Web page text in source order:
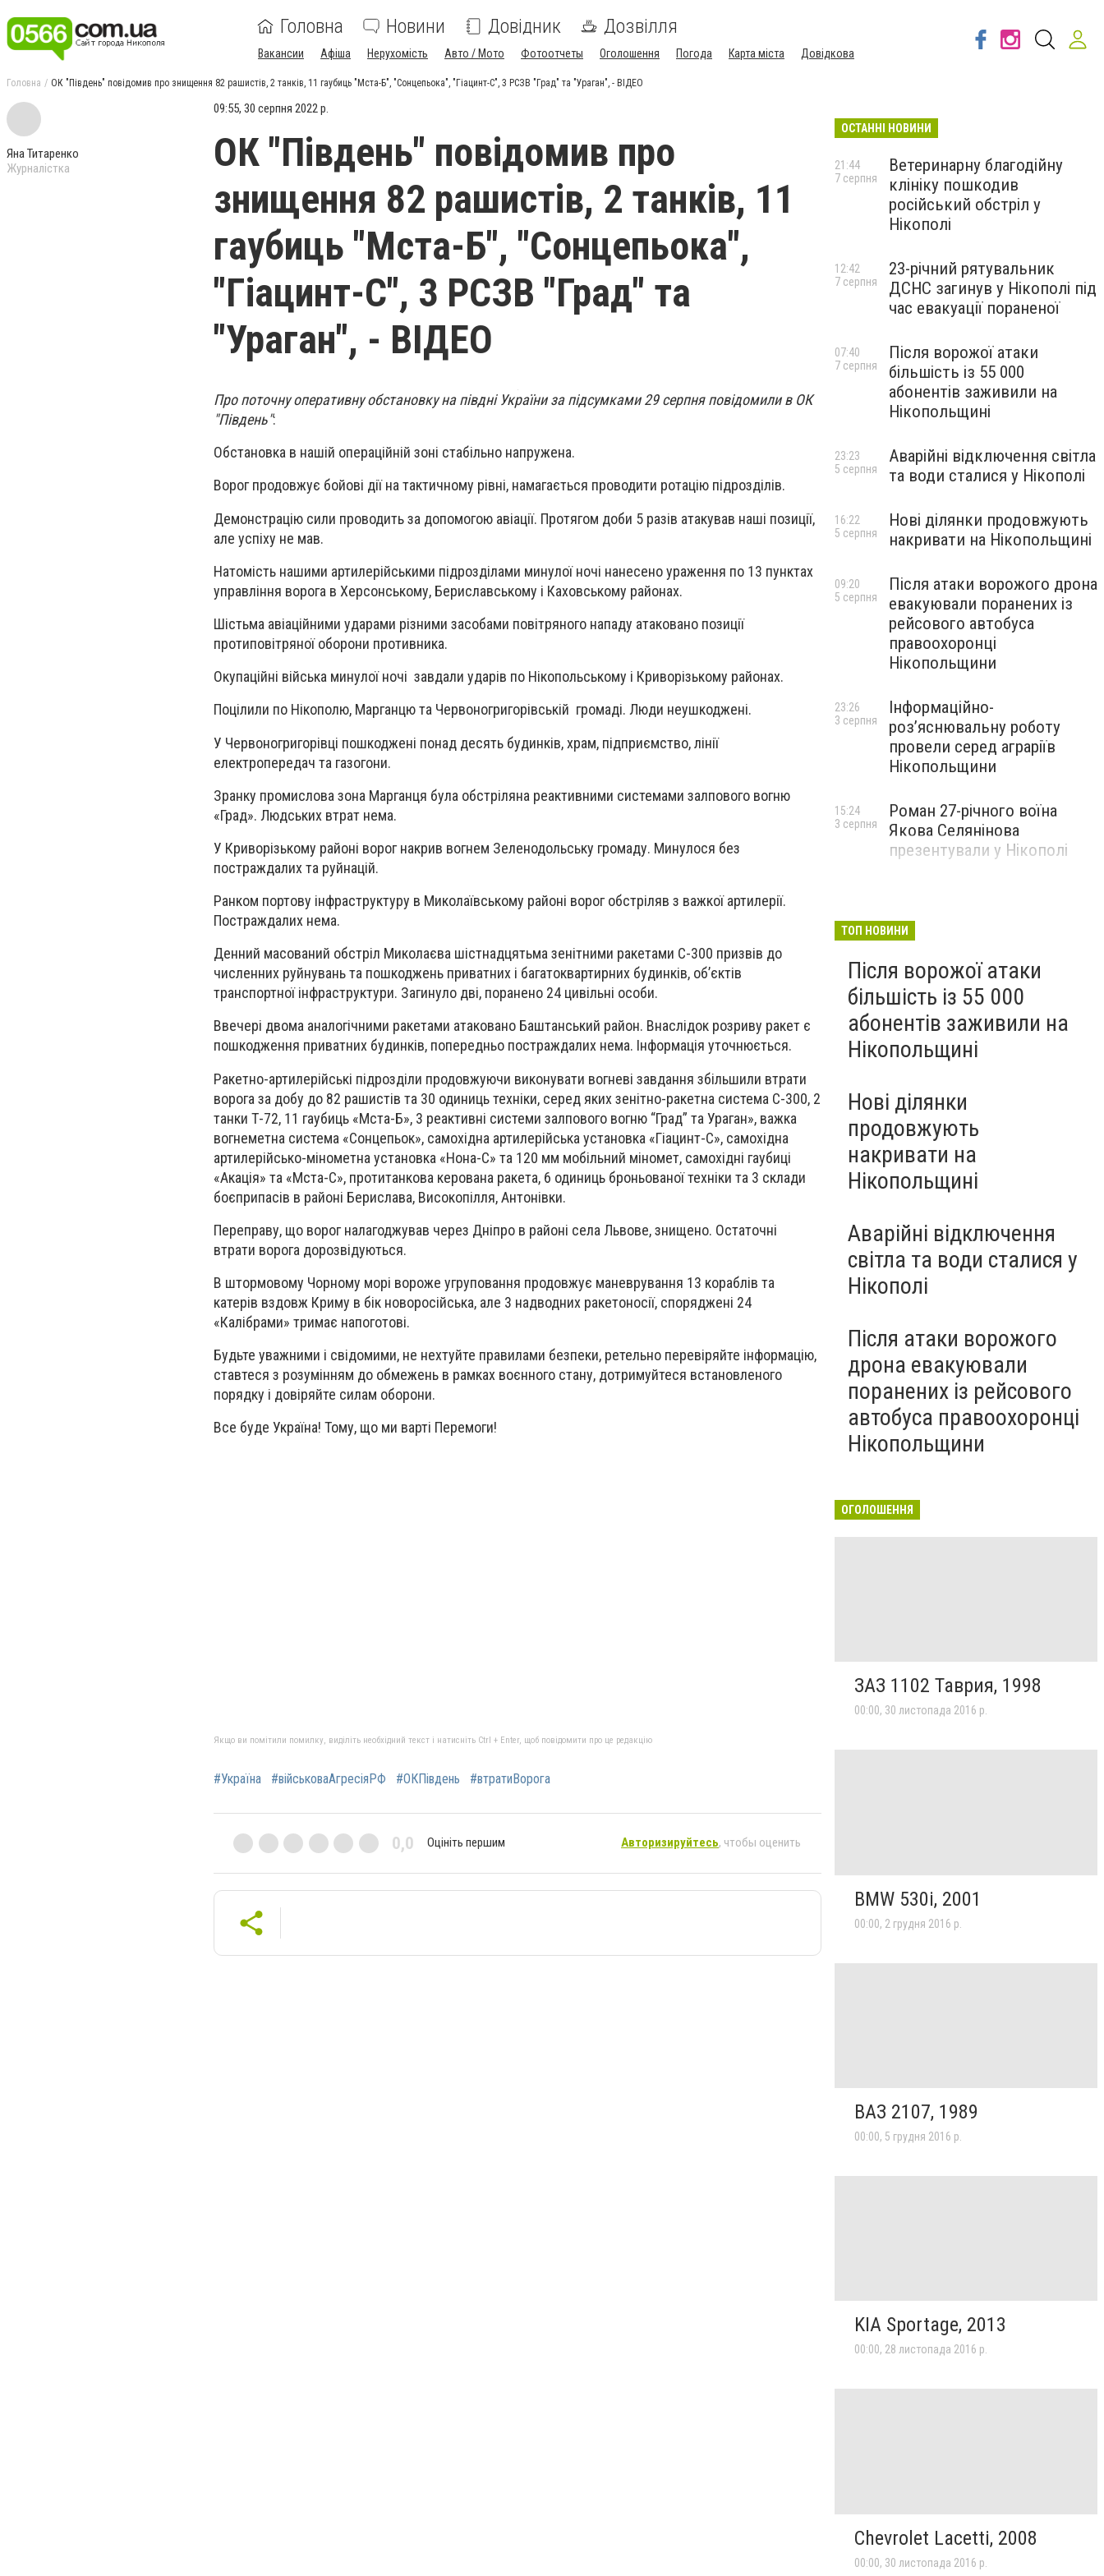
Головна Новини Довідник Дозвілля
Вакансии Афіша Нерухомість Авто / Мото Фотоотчеты Оголошення Погода Карта міста Довідкова
Головна ОК "Південь" повідомив про знищення 82 рашистів, 2 танків, 11 гаубиць "Мста-Б", "Сонцепьока", "Гіацинт-С", 3 РСЗВ "Град" та "Ураган", - ВІДЕО
Яна Титаренко
Журналістка
09:55, 30 серпня 2022 р.
ОК "Південь" повідомив про
знищення 82 рашистів, 2 танків, 11
гаубиць "Мста-Б", "Сонцепьока",
"Гіацинт-С", 3 РСЗВ "Град" та
"Ураган", - ВІДЕО
Про поточну оперативну обстановку на півдні України за підсумками 29 серпня повідомили в ОК
"Південь":
Обстановка в нашій операційній зоні стабільно напружена.
Ворог продовжує бойові дії на тактичному рівні, намагається проводити ротацію підрозділів.
Демонстрацію сили проводить за допомогою авіації. Протягом доби 5 разів атакував наші позиції,
але успіху не мав.
Натомість нашими артилерійськими підрозділами минулої ночі нанесено ураження по 13 пунктах
управління ворога в Херсонському, Бериславському і Каховському районах.
Шістьма авіаційними ударами різними засобами повітряного нападу атаковано позиції
протиповітряної оборони противника.
Окупаційні війська минулої ночі завдали ударів по Нікопольському і Криворізькому районах.
Поцілили по Нікополю, Марганцю та Червоногригорівській громаді. Люди неушкоджені.
У Червоногригорівці пошкоджені понад десять будинків, храм, підприємство, лінії
електропередач та газогони.
Зранку промислова зона Марганця була обстріляна реактивними системами залпового вогню
«Град». Людських втрат нема.
У Криворізькому районі ворог накрив вогнем Зеленодольську громаду. Минулося без
постраждалих та руйнацій.
Ранком портову інфраструктуру в Миколаївському районі ворог обстріляв з важкої артилерії.
Постраждалих нема.
Денний масований обстріл Миколаєва шістнадцятьма зенітними ракетами С-300 призвів до
численних руйнувань та пошкоджень приватних і багатоквартирних будинків, об’єктів
транспортної інфраструктури. Загинуло дві, поранено 24 цивільні особи.
Ввечері двома аналогічними ракетами атаковано Баштанський район. Внаслідок розриву ракет є
пошкодження приватних будинків, попередньо постраждалих нема. Інформація уточнюється.
Ракетно-артилерійські підрозділи продовжуючи виконувати вогневі завдання збільшили втрати
ворога за добу до 82 рашистів та 30 одиниць техніки, серед яких зенітно-ракетна система С-300, 2
танки Т-72, 11 гаубиць «Мста-Б», 3 реактивні системи залпового вогню “Град” та Ураган», важка
вогнеметна система «Сонцепьок», самохідна артилерійська установка «Гіацинт-С», самохідна
артилерійсько-мінометна установка «Нона-С» та 120 мм мобільний міномет, самохідні гаубиці
«Акація» та «Мста-С», протитанкова керована ракета, 6 одиниць броньованої техніки та 3 склади
боєприпасів в районі Берислава, Високопілля, Антонівки.
Переправу, що ворог налагоджував через Дніпро в районі села Львове, знищено. Остаточні
втрати ворога дорозвідуються.
В штормовому Чорному морі вороже угруповання продовжує маневрування 13 кораблів та
катерів вздовж Криму в бік новоросійська, але 3 надводних ракетоносії, споряджені 24
«Калібрами» тримає напоготові.
Будьте уважними і свідомими, не нехтуйте правилами безпеки, ретельно перевіряйте інформацію,
ставтеся з розумінням до обмежень в рамках воєнного стану, дотримуйтеся встановленого
порядку і довіряйте силам оборони.
Все буде Україна! Тому, що ми варті Перемоги!
Якщо ви помітили помилку, виділіть необхідний текст і натисніть Ctrl + Enter, щоб повідомити про це редакцію
#Україна #військоваАгресіяРФ #ОКПівдень #втратиВорога
0,0 Оцініть першим Авторизируйтесь, чтобы оценить
ОСТАННІ НОВИНИ
Ветеринарну благодійну
клініку пошкодив
російський обстріл у
Нікополі
21:44
7 серпня
23-річний рятувальник
ДСНС загинув у Нікополі під
час евакуації пораненої
12:42
7 серпня
Після ворожої атаки
більшість із 55 000
абонентів заживили на
Нікопольщині
07:40
7 серпня
Аварійні відключення світла
та води сталися у Нікополі
23:23
5 серпня
Нові ділянки продовжують
накривати на Нікопольщині
16:22
5 серпня
Після атаки ворожого дрона
евакуювали поранених із
рейсового автобуса
правоохоронці
Нікопольщини
09:20
5 серпня
Інформаційно-
роз’яснювальну роботу
провели серед аграріїв
Нікопольщини
23:26
3 серпня
Роман 27-річного воїна
Якова Селянінова
презентували у Нікополі
15:24
3 серпня
ТОП НОВИНИ
Після ворожої атаки
більшість із 55 000
абонентів заживили на
Нікопольщині
Нові ділянки
продовжують
накривати на
Нікопольщині
Аварійні відключення
світла та води сталися у
Нікополі
Після атаки ворожого
дрона евакуювали
поранених із рейсового
автобуса правоохоронці
Нікопольщини
ОГОЛОШЕННЯ
ЗАЗ 1102 Таврия, 1998
00:00, 30 листопада 2016 р.
BMW 530i, 2001
00:00, 2 грудня 2016 р.
ВАЗ 2107, 1989
00:00, 5 грудня 2016 р.
KIA Sportage, 2013
00:00, 28 листопада 2016 р.
Chevrolet Lacetti, 2008
00:00, 30 листопада 2016 р.